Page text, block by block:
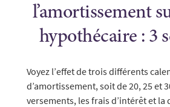
l’amortissement
hypothécaire : 3
Voyez l’effet de trois différents
d’amortissement, soit de 20, 25 et
versements, les frais d’intérêt et la